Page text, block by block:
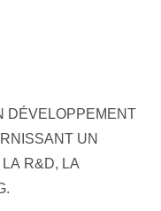
DÉVELOPPEMENT
UN
R&D, LA